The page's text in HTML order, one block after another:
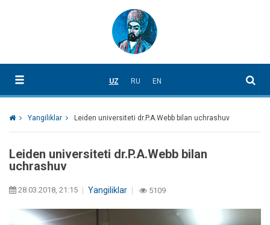
UZ RU EN
Yangiliklar Leiden universiteti dr.P.A.Webb bilan uchrashuv
Leiden universiteti dr.P.A.Webb bilan
uchrashuv
28.03.2018, 21:15 Yangiliklar 5109